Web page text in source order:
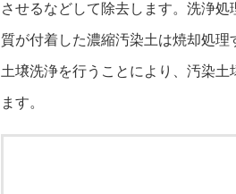
させるなどして除去します。洗浄
質が付着した濃縮汚染土は焼却処理
土壌洗浄を行うことにより、汚染
ます。